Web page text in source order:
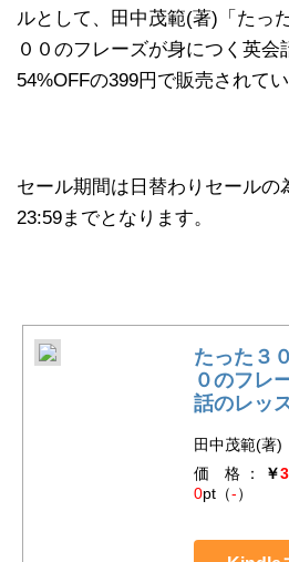
ルとして、田中茂範(著)「たっ
００のフレーズが身につく英会
54%OFFの399円で販売されてい
セール期間は日替わりセールの
23:59までとなります。
たった３
０のフレ
話のレッ
田中茂範(著)
価 格 ：
￥
0pt（-）